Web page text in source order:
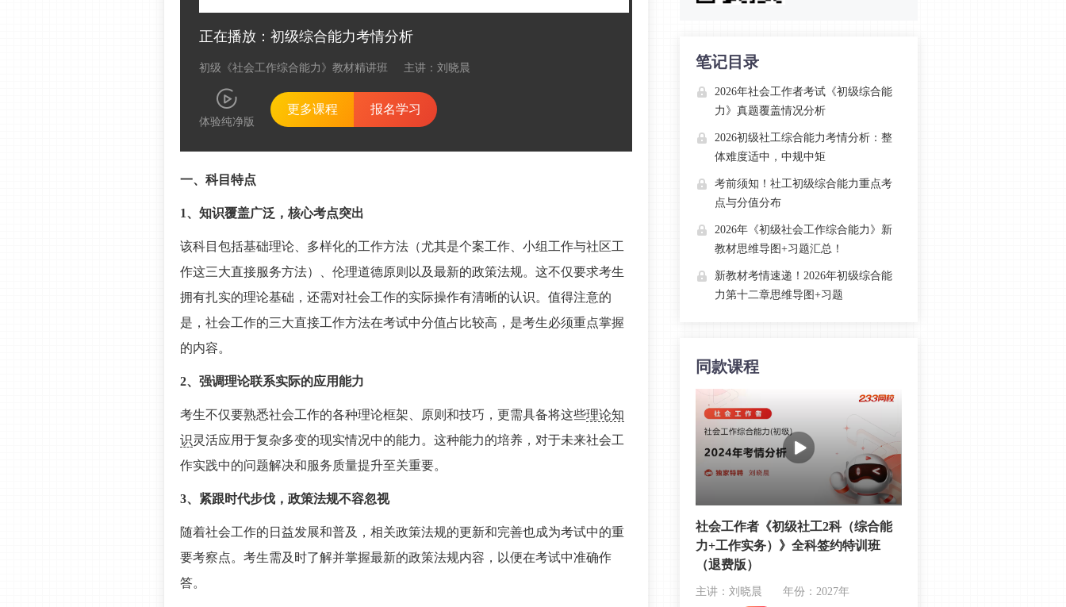
正在播放：初级综合能力考情分析
初级《社会工作综合能力》教材精讲班 主讲：刘晓晨
体验纯净版
更多课程 报名学习
一、科目特点
1、知识覆盖广泛，核心考点突出
该科目包括基础理论、多样化的工作方法（尤其是个案工作、小组工作与社区工
作这三大直接服务方法）、伦理道德原则以及最新的政策法规。这不仅要求考生
拥有扎实的理论基础，还需对社会工作的实际操作有清晰的认识。值得注意的
是，社会工作的三大直接工作方法在考试中分值占比较高，是考生必须重点掌握
的内容。
2、强调理论联系实际的应用能力
考生不仅要熟悉社会工作的各种理论框架、原则和技巧，更需具备将这些理论知
识灵活应用于复杂多变的现实情况中的能力。这种能力的培养，对于未来社会工
作实践中的问题解决和服务质量提升至关重要。
3、紧跟时代步伐，政策法规不容忽视
随着社会工作的日益发展和普及，相关政策法规的更新和完善也成为考试中的重
要考察点。考生需及时了解并掌握最新的政策法规内容，以便在考试中准确作
答。
笔记目录
2026年社会工作者考试《初级综合能
力》真题覆盖情况分析
2026初级社工综合能力考情分析：整
体难度适中，中规中矩
考前须知！社工初级综合能力重点考
点与分值分布
2026年《初级社会工作综合能力》新
教材思维导图+习题汇总！
新教材考情速递！2026年初级综合能
力第十二章思维导图+习题
新教材考情速递！2026年初级综合能
力第十章思维导图+习题
新教材考情速递！2026年初级综合能
力第九章思维导图+习题
新教材考情速递！2026年初级综合能
力第八章思维导图+习题
新教材考情速递！2026年初级综合能
力第七章思维导图+习题
新教材考情速递！2026年初级综合能
力第六章思维导图+习题
新教材考情速递！2026年初级综合能
同款课程
社会工作者《初级社工2科（综合能
力+工作实务）》全科签约特训班
（退费版）
主讲：刘晓晨 年份：2027年